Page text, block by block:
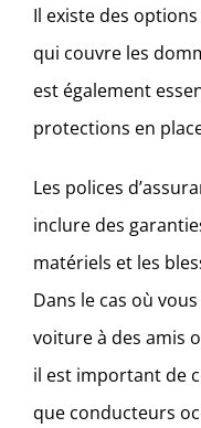
Il existe des
qui couvre les
est également
protections en
Les polices
inclure des
matériels et les
Dans le cas où
voiture à des amis
il est important de
que conducteurs